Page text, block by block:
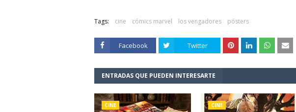
Tags: cine cómics marvel los vengadores pósters
Facebook Twitter
ENTRADAS QUE PUEDEN INTERESARTE
CINE CINE